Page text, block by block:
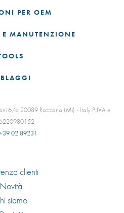
PER OEM
E MANUTENZIONE
6/b 20089 Rozzano (Mi) - Italy P.IVA e
02 89231
clienti
Novità
siamo